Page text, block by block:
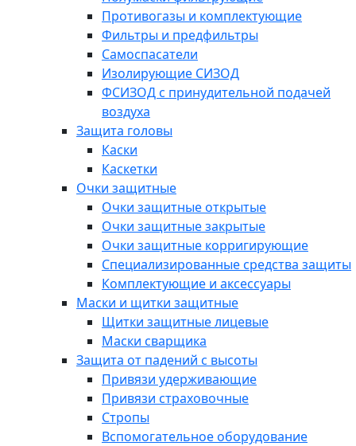
Противогазы и комплектующие
Фильтры и предфильтры
Самоспасатели
Изолирующие СИЗОД
ФСИЗОД с принудительной подачей
воздуха
Защита головы
Каски
Каскетки
Очки защитные
Очки защитные открытые
Очки защитные закрытые
Очки защитные корригирующие
Специализированные средства защиты
Комплектующие и аксессуары
Маски и щитки защитные
Щитки защитные лицевые
Маски сварщика
Защита от падений с высоты
Привязи удерживающие
Привязи страховочные
Стропы
Вспомогательное оборудование